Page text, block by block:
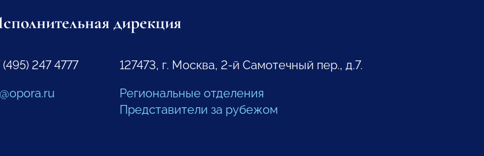
дирекция
(495) 247 4777
127473, г. Москва, 2-й Самотечный пер., д.7.
Региональные отделения
Представители за рубежом